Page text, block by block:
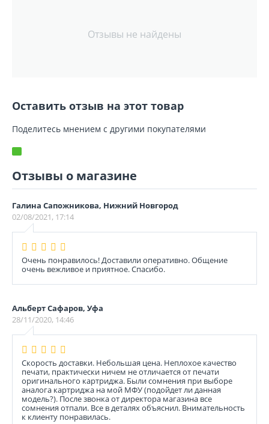
Отзывы не найдены
Оставить отзыв на этот товар
Поделитесь мнением с другими покупателями
Отзывы о магазине
Галина Сапожникова, Нижний Новгород
02/08/2021, 17:14
Очень понравилось! Доставили оперативно. Общение
очень вежливое и приятное. Спасибо.
Альберт Сафаров, Уфа
28/11/2020, 14:46
Скорость доставки. Небольшая цена. Неплохое качество
печати, практически ничем не отличается от печати
оригинального картриджа. Были сомнения при выборе
аналога картриджа на мой МФУ (подойдет ли данная
модель?). После звонка от директора магазина все
сомнения отпали. Все в деталях объяснил. Внимательность
к клиенту понравилась.